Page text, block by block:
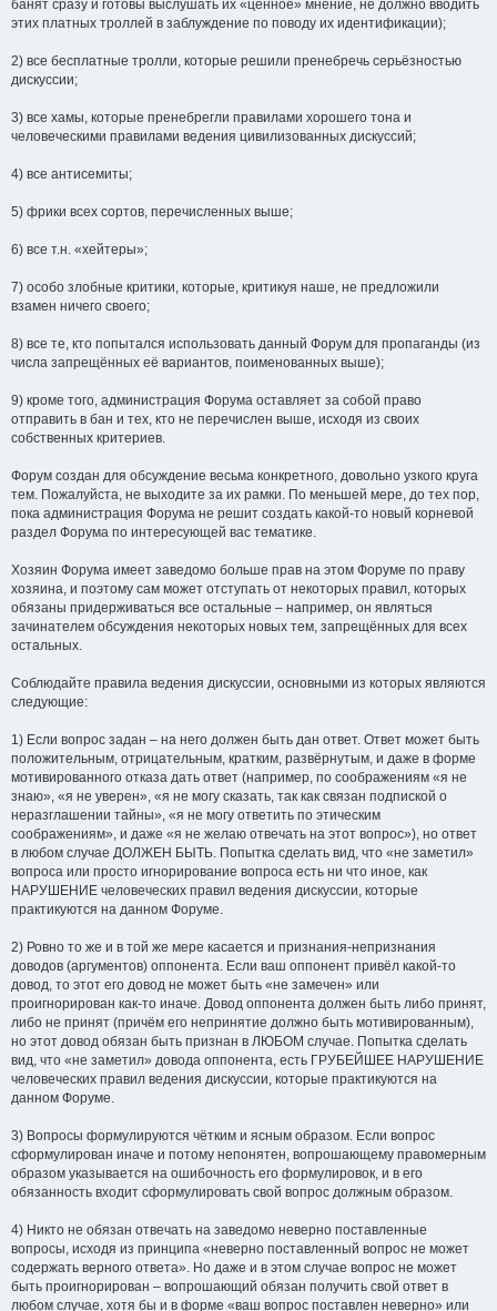
банят сразу и готовы выслушать их «ценное» мнение, не должно вводить
этих платных троллей в заблуждение по поводу их идентификации);
2) все бесплатные тролли, которые решили пренебречь серьёзностью
дискуссии;
3) все хамы, которые пренебрегли правилами хорошего тона и
человеческими правилами ведения цивилизованных дискуссий;
4) все антисемиты;
5) фрики всех сортов, перечисленных выше;
6) все т.н. «хейтеры»;
7) особо злобные критики, которые, критикуя наше, не предложили
взамен ничего своего;
8) все те, кто попытался использовать данный Форум для пропаганды (из
числа запрещённых её вариантов, поименованных выше);
9) кроме того, администрация Форума оставляет за собой право
отправить в бан и тех, кто не перечислен выше, исходя из своих
собственных критериев.
Форум создан для обсуждение весьма конкретного, довольно узкого круга
тем. Пожалуйста, не выходите за их рамки. По меньшей мере, до тех пор,
пока администрация Форума не решит создать какой-то новый корневой
раздел Форума по интересующей вас тематике.
Хозяин Форума имеет заведомо больше прав на этом Форуме по праву
хозяина, и поэтому сам может отступать от некоторых правил, которых
обязаны придерживаться все остальные – например, он являться
зачинателем обсуждения некоторых новых тем, запрещённых для всех
остальных.
Соблюдайте правила ведения дискуссии, основными из которых являются
следующие:
1) Если вопрос задан – на него должен быть дан ответ. Ответ может быть
положительным, отрицательным, кратким, развёрнутым, и даже в форме
мотивированного отказа дать ответ (например, по соображениям «я не
знаю», «я не уверен», «я не могу сказать, так как связан подпиской о
неразглашении тайны», «я не могу ответить по этическим
соображениям», и даже «я не желаю отвечать на этот вопрос»), но ответ
в любом случае ДОЛЖЕН БЫТЬ. Попытка сделать вид, что «не заметил»
вопроса или просто игнорирование вопроса есть ни что иное, как
НАРУШЕНИЕ человеческих правил ведения дискуссии, которые
практикуются на данном Форуме.
2) Ровно то же и в той же мере касается и признания-непризнания
доводов (аргументов) оппонента. Если ваш оппонент привёл какой-то
довод, то этот его довод не может быть «не замечен» или
проигнорирован как-то иначе. Довод оппонента должен быть либо принят,
либо не принят (причём его непринятие должно быть мотивированным),
но этот довод обязан быть признан в ЛЮБОМ случае. Попытка сделать
вид, что «не заметил» довода оппонента, есть ГРУБЕЙШЕЕ НАРУШЕНИЕ
человеческих правил ведения дискуссии, которые практикуются на
данном Форуме.
3) Вопросы формулируются чётким и ясным образом. Если вопрос
сформулирован иначе и потому непонятен, вопрошающему правомерным
образом указывается на ошибочность его формулировок, и в его
обязанность входит сформулировать свой вопрос должным образом.
4) Никто не обязан отвечать на заведомо неверно поставленные
вопросы, исходя из принципа «неверно поставленный вопрос не может
содержать верного ответа». Но даже и в этом случае вопрос не может
быть проигнорирован – вопрошающий обязан получить свой ответ в
любом случае, хотя бы и в форме «ваш вопрос поставлен неверно» или